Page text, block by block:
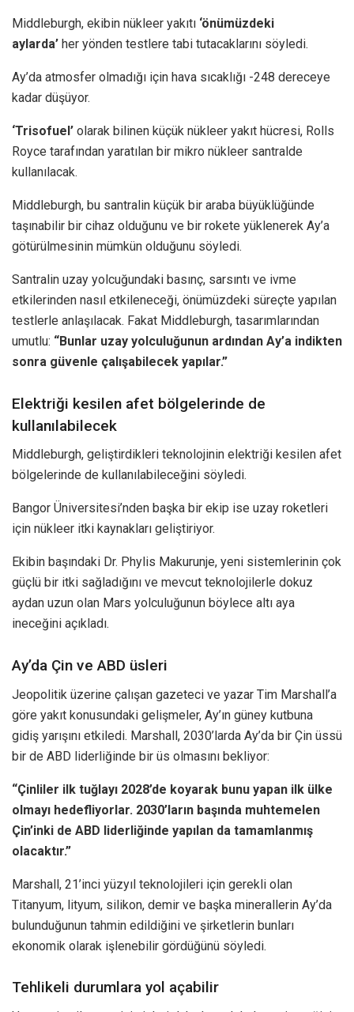
Middleburgh, ekibin nükleer yakıtı ‘önümüzdeki
aylarda’ her yönden testlere tabi tutacaklarını söyledi.
Ay’da atmosfer olmadığı için hava sıcaklığı -248 dereceye
kadar düşüyor.
‘Trisofuel’ olarak bilinen küçük nükleer yakıt hücresi, Rolls
Royce tarafından yaratılan bir mikro nükleer santralde
kullanılacak.
Middleburgh, bu santralin küçük bir araba büyüklüğünde
taşınabilir bir cihaz olduğunu ve bir rokete yüklenerek Ay’a
götürülmesinin mümkün olduğunu söyledi.
Santralin uzay yolcuğundaki basınç, sarsıntı ve ivme
etkilerinden nasıl etkileneceği, önümüzdeki süreçte yapılan
testlerle anlaşılacak. Fakat Middleburgh, tasarımlarından
umutlu: “Bunlar uzay yolculuğunun ardından Ay’a indikten
sonra güvenle çalışabilecek yapılar.”
Elektriği kesilen afet bölgelerinde de
kullanılabilecek
Middleburgh, geliştirdikleri teknolojinin elektriği kesilen afet
bölgelerinde de kullanılabileceğini söyledi.
Bangor Üniversitesi’nden başka bir ekip ise uzay roketleri
için nükleer itki kaynakları geliştiriyor.
Ekibin başındaki Dr. Phylis Makurunje, yeni sistemlerinin çok
güçlü bir itki sağladığını ve mevcut teknolojilerle dokuz
aydan uzun olan Mars yolculuğunun böylece altı aya
ineceğini açıkladı.
Ay’da Çin ve ABD üsleri
Jeopolitik üzerine çalışan gazeteci ve yazar Tim Marshall’a
göre yakıt konusundaki gelişmeler, Ay’ın güney kutbuna
gidiş yarışını etkiledi. Marshall, 2030’larda Ay’da bir Çin üssü
bir de ABD liderliğinde bir üs olmasını bekliyor:
“Çinliler ilk tuğlayı 2028’de koyarak bunu yapan ilk ülke
olmayı hedefliyorlar. 2030’ların başında muhtemelen
Çin’inki de ABD liderliğinde yapılan da tamamlanmış
olacaktır.”
Marshall, 21’inci yüzyıl teknolojileri için gerekli olan
Titanyum, lityum, silikon, demir ve başka minerallerin Ay’da
bulunduğunun tahmin edildiğini ve şirketlerin bunları
ekonomik olarak işlenebilir gördüğünü söyledi.
Tehlikeli durumlara yol açabilir